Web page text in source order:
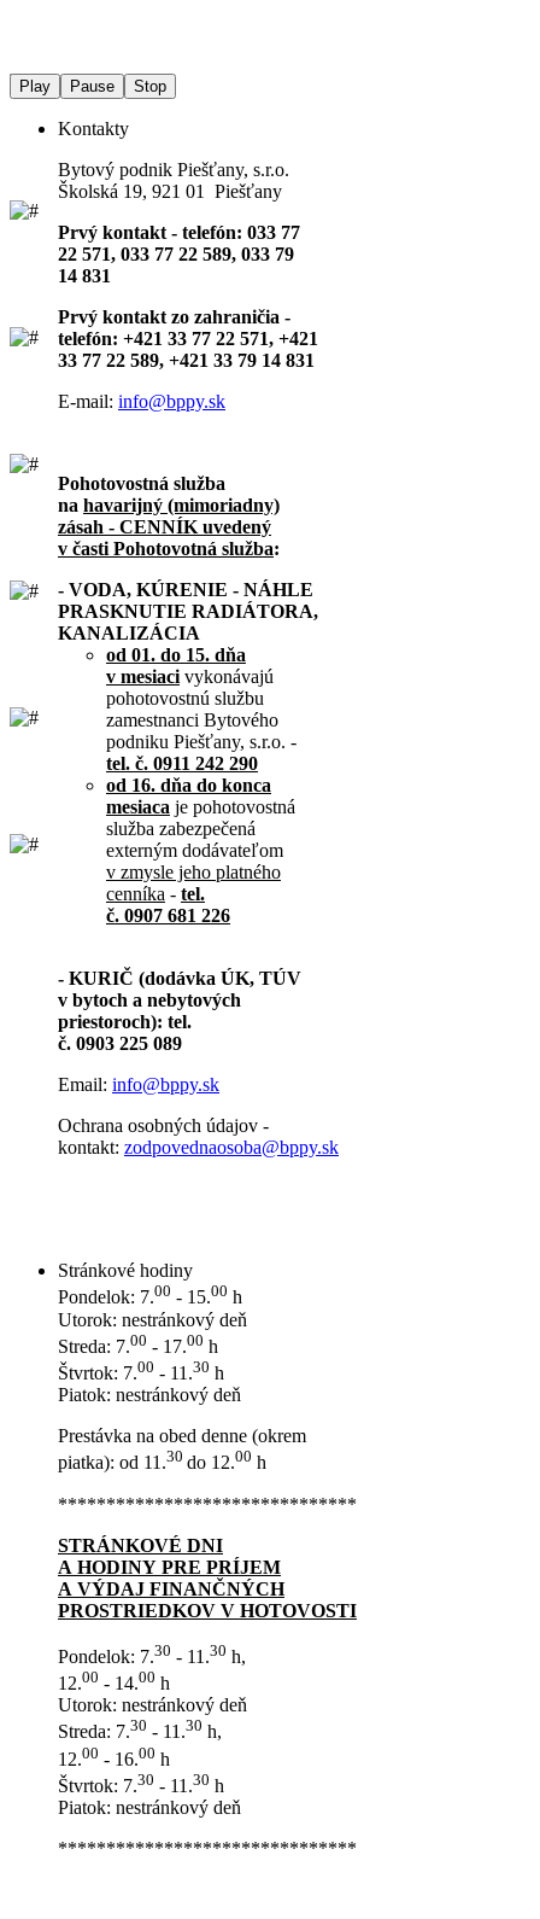
Play Pause Stop
Kontakty
Bytový podnik Piešťany, s.r.o.
Školská 19, 921 01 Piešťany
Prvý kontakt - telefón: 033 77
22 571, 033 77 22 589, 033 79
14 831
Prvý kontakt zo zahraničia -
telefón: +421 33 77 22 571, +421
33 77 22 589, +421 33 79 14 831
E-mail: info@bppy.sk
Pohotovostná služba
na havarijný (mimoriadny)
zásah - CENNÍK uvedený
v časti Pohotovotná služba:
- VODA, KÚRENIE - NÁHLE
PRASKNUTIE RADIÁTORA,
KANALIZÁCIA
od 01. do 15. dňa
v mesiaci vykonávajú
pohotovostnú službu
zamestnanci Bytového
podniku Piešťany, s.r.o. -
tel. č. 0911 242 290
od 16. dňa do konca
mesiaca je pohotovostná
služba zabezpečená
externým dodávateľom
v zmysle jeho platného
cenníka - tel.
č. 0907 681 226
- KURIČ (dodávka ÚK, TÚV
v bytoch a nebytových
priestoroch): tel.
č. 0903 225 089
Email: info@bppy.sk
Ochrana osobných údajov -
kontakt: zodpovednaosoba@bppy.sk
Stránkové hodiny
Pondelok: 7.00 - 15.00 h
Utorok: nestránkový deň
Streda: 7.00 - 17.00 h
Štvrtok: 7.00 - 11.30 h
Piatok: nestránkový deň
Prestávka na obed denne (okrem
piatka): od 11.30 do 12.00 h
*******************************
STRÁNKOVÉ DNI
A HODINY PRE PRÍJEM
A VÝDAJ FINANČNÝCH
PROSTRIEDKOV V HOTOVOSTI
Pondelok: 7.30 - 11.30 h,
12.00 - 14.00 h
Utorok: nestránkový deň
Streda: 7.30 - 11.30 h,
12.00 - 16.00 h
Štvrtok: 7.30 - 11.30 h
Piatok: nestránkový deň
*******************************